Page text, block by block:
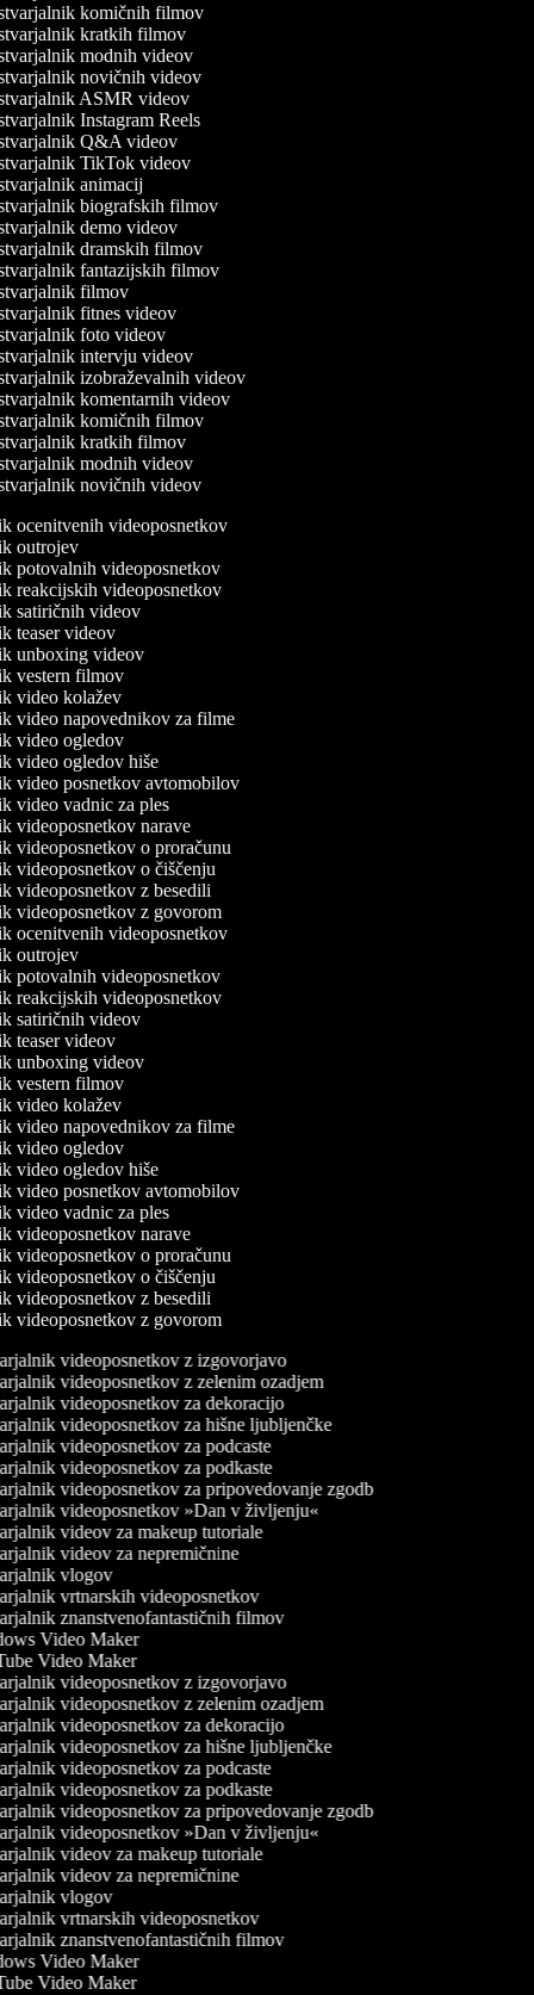
komičnih filmov
kratkih filmov
modnih videov
novičnih videov
ASMR videov
Instagram Reels
Q&A videov
TikTok videov
animacij
biografskih filmov
demo videov
dramskih filmov
fantazijskih filmov
filmov
fitnes videov
foto videov
intervju videov
izobraževalnih videov
komentarnih videov
komičnih filmov
kratkih filmov
modnih videov
novičnih videov
ocenitvenih videoposnetkov
outrojev
potovalnih videoposnetkov
reakcijskih videoposnetkov
satiričnih videov
teaser videov
unboxing videov
vestern filmov
video kolažev
video napovednikov za filme
video ogledov
video ogledov hiše
video posnetkov avtomobilov
video vadnic za ples
videoposnetkov narave
videoposnetkov o proračunu
videoposnetkov o čiščenju
videoposnetkov z besedili
videoposnetkov z govorom
ocenitvenih videoposnetkov
outrojev
potovalnih videoposnetkov
reakcijskih videoposnetkov
satiričnih videov
teaser videov
unboxing videov
vestern filmov
video kolažev
video napovednikov za filme
video ogledov
video ogledov hiše
video posnetkov avtomobilov
video vadnic za ples
videoposnetkov narave
videoposnetkov o proračunu
videoposnetkov o čiščenju
videoposnetkov z besedili
videoposnetkov z govorom
videoposnetkov z izgovorjavo
videoposnetkov z zelenim ozadjem
videoposnetkov za dekoracijo
videoposnetkov za hišne ljubljenčke
videoposnetkov za podcaste
videoposnetkov za podkaste
videoposnetkov za pripovedovanje zgodb
videoposnetkov »Dan v življenju«
videov za makeup tutoriale
videov za nepremičnine
vlogov
vrtnarskih videoposnetkov
znanstvenofantastičnih filmov
Video Maker
Video Maker
videoposnetkov z izgovorjavo
videoposnetkov z zelenim ozadjem
videoposnetkov za dekoracijo
videoposnetkov za hišne ljubljenčke
videoposnetkov za podcaste
videoposnetkov za podkaste
videoposnetkov za pripovedovanje zgodb
videoposnetkov »Dan v življenju«
videov za makeup tutoriale
videov za nepremičnine
vlogov
vrtnarskih videoposnetkov
znanstvenofantastičnih filmov
Video Maker
Video Maker